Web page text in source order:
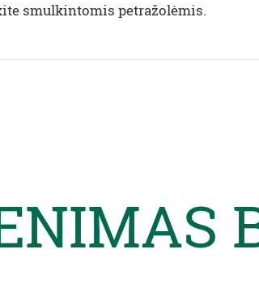
smulkintomis petražolėmis.